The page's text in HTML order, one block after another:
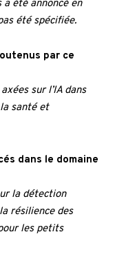
été annoncé en
été spécifiée.
par ce
sur l’IA dans
santé et
dans le domaine
la détection
résilience des
les petits